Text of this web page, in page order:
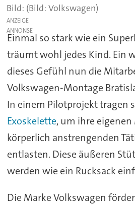
(Bild: Volkswagen)
ANZEIGE
Einmal so stark wie ein
träumt wohl jedes Kind. Ein
dieses Gefühl nun die
Volkswagen-Montage
In einem Pilotprojekt tragen
Exoskelette, um ihre
körperlich anstrengenden
entlasten. Diese äußeren
werden wie ein Rucksack
Die Marke Volkswagen